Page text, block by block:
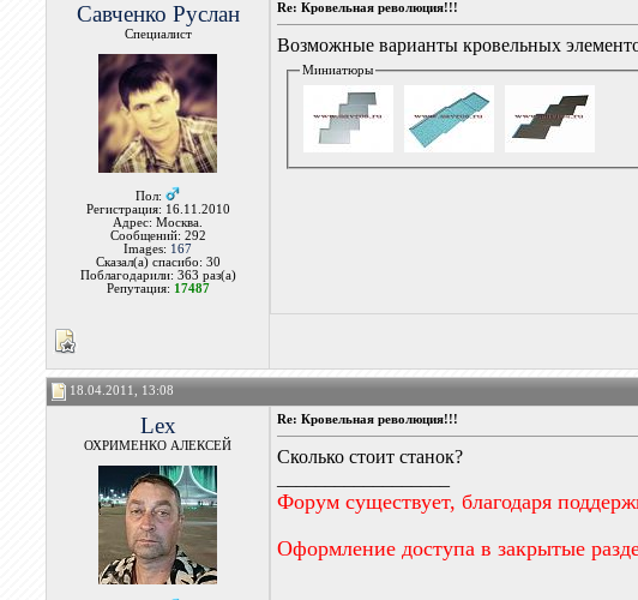
Савченко Руслан
Специалист
Пол:
Регистрация: 16.11.2010
Адрес: Москва.
Сообщений: 292
Images: 167
Сказал(а) спасибо: 30
Поблагодарили: 363 раз(а)
Репутация: 17487
Re: Кровельная революция!!!
Возможные варианты кровельных
Миниатюры
18.04.2011, 13:08
Lex
ОХРИМЕНКО АЛЕКСЕЙ
Re: Кровельная революция!!!
Сколько стоит станок?
Форум существует, благодаря
Оформление доступа в закрытые